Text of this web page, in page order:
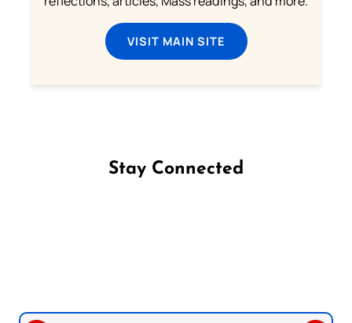
VISIT MAIN SITE
Stay Connected